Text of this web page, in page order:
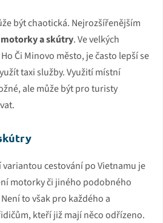
být chaotická. Nejrozšířenějším
motorky a skútry. Ve velkých
Či Minovo město, je často lepší se
taxi služby. Využití místní
ale může být pro turisty
cestování po Vietnamu je
motorky či jiného podobného
to však pro každého a
kteří již mají něco odřízeno.